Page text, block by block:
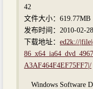
42
文件大小：619.77MB
发布时间：2010-02-28
下载地址： ed2k://
A3AF464F4EF75FF7|/
Windows Software